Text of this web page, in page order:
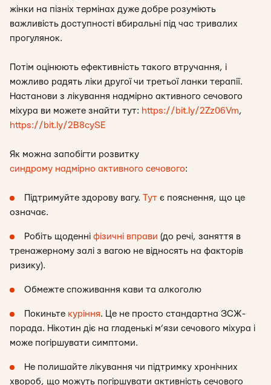
жінки на пізніх термінах дуже добре розуміють
важливість доступності вбиральні під час тривалих
прогулянок.
Потім оцінюють ефективність такого втручання, і
можливо радять ліки другої чи третьої ланки терапії.
Настанови з лікування надмірно активного сечового
міхура ви можете знайти тут: https://bit.ly/2Zz06Vm,
https://bit.ly/2B8cySE
Як можна запобігти розвитку
синдрому надмірно активного сечового:
Підтримуйте здорову вагу. Тут є пояснення, що це
означає.
Робіть щоденні фізичні вправи (до речі, заняття в
тренажерному залі з вагою не відносять на факторів
ризику).
Обмежте споживання кави та алкоголю
Покиньте куріння. Це не просто стандартна ЗСЖ-
порада. Нікотин діє на гладенькі м’язи сечового міхура і
може погіршувати симптоми.
Не полишайте лікування чи підтримку хронічних
хвороб, що можуть погіршувати активність сечового